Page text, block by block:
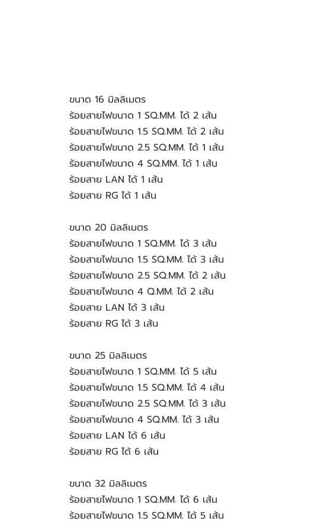
ขนาด 16 มิลลิเมตร
ร้อยสายไฟขนาด 1 SQ.MM. ได้ 2 เส้น
ร้อยสายไฟขนาด 1.5 SQ.MM. ได้ 2 เส้น
ร้อยสายไฟขนาด 2.5 SQ.MM. ได้ 1 เส้น
ร้อยสายไฟขนาด 4 SQ.MM. ได้ 1 เส้น
ร้อยสาย LAN ได้ 1 เส้น
ร้อยสาย RG ได้ 1 เส้น
ขนาด 20 มิลลิเมตร
ร้อยสายไฟขนาด 1 SQ.MM. ได้ 3 เส้น
ร้อยสายไฟขนาด 1.5 SQ.MM. ได้ 3 เส้น
ร้อยสายไฟขนาด 2.5 SQ.MM. ได้ 2 เส้น
ร้อยสายไฟขนาด 4 Q.MM. ได้ 2 เส้น
ร้อยสาย LAN ได้ 3 เส้น
ร้อยสาย RG ได้ 3 เส้น
ขนาด 25 มิลลิเมตร
ร้อยสายไฟขนาด 1 SQ.MM. ได้ 5 เส้น
ร้อยสายไฟขนาด 1.5 SQ.MM. ได้ 4 เส้น
ร้อยสายไฟขนาด 2.5 SQ.MM. ได้ 3 เส้น
ร้อยสายไฟขนาด 4 SQ.MM. ได้ 3 เส้น
ร้อยสาย LAN ได้ 6 เส้น
ร้อยสาย RG ได้ 6 เส้น
ขนาด 32 มิลลิเมตร
ร้อยสายไฟขนาด 1 SQ.MM. ได้ 6 เส้น
ร้อยสายไฟขนาด 1.5 SQ.MM. ได้ 5 เส้น